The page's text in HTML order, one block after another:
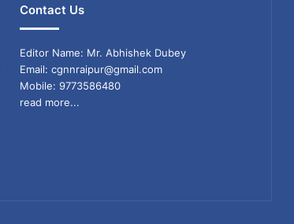
Contact Us
Editor Name: Mr. Abhishek Dubey
Email: cgnnraipur@gmail.com
Mobile: 9773586480
read more...